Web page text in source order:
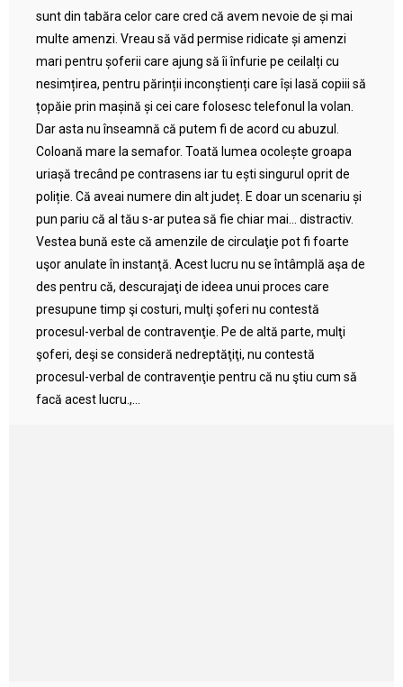
sunt din tabăra celor care cred că avem nevoie de și mai
multe amenzi. Vreau să văd permise ridicate și amenzi
mari pentru șoferii care ajung să îi înfurie pe ceilalți cu
nesimțirea, pentru părinții inconștienți care își lasă copiii să
țopăie prin mașină și cei care folosesc telefonul la volan.
Dar asta nu înseamnă că putem fi de acord cu abuzul.
Coloană mare la semafor. Toată lumea ocolește groapa
uriașă trecând pe contrasens iar tu ești singurul oprit de
poliție. Că aveai numere din alt județ. E doar un scenariu și
pun pariu că al tău s-ar putea să fie chiar mai… distractiv.
Vestea bună este că amenzile de circulaţie pot fi foarte
uşor anulate în instanţă. Acest lucru nu se întâmplă aşa de
des pentru că, descurajaţi de ideea unui proces care
presupune timp şi costuri, mulţi şoferi nu contestă
procesul-verbal de contravenţie. Pe de altă parte, mulţi
şoferi, deşi se consideră nedreptăţiţi, nu contestă
procesul-verbal de contravenţie pentru că nu ştiu cum să
facă acest lucru.,...